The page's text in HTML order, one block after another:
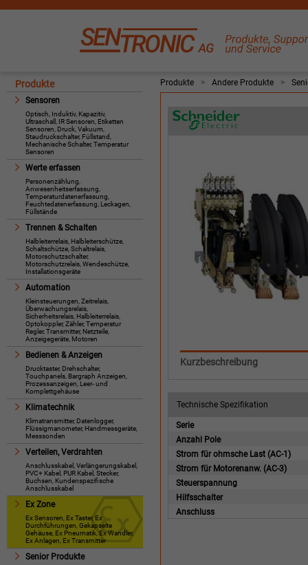
Produkte
Sensoren
Optisch, Induktiv, Kapazitiv,
Ultraschall, IR Sensoren, Etiketten
Sensoren, Druck, Vakuum,
Staudruckschalter, Füllstand,
Mechanische Schalter, Temperatur
Sensoren
Werte erfassen
Personenzählung,
Anwesenheitserfassung,
Temperaturdatenerfassung,
Feuchtedatenerfassung, Leckagen,
Füllstände
Trennen & Schalten
Halbleiterrelais, Halbleiterschütze,
Schaltschütze, Schaltrelais,
Motorschutzschalter,
Motorschutzrelais, Wendeschütze,
Installationsgeräte
Automation
Kleinsteuerungen, Zeitrelais,
Überwachungsrelais,
Sicherheitsrelais, Halbleiterrelais,
Optokoppler, Zähler, Temperatur
Regler, Transmitter, Netzteile,
Anzeigegeräte, Motoren
Bedienen & Anzeigen
Drucktaster, Drehschalter,
Touchpanels, Bargraph Anzeigen,
Prozessanzeigen, Leer- und
Komplettgehäuse
Klimatechnik
Klimatransmitter, Datenlogger,
Flüssigmanometer, Handmessgeräte,
Messsonden
Verteilen, Verdrahten
Anschlusskabel, Verlängerungskabel,
PVC+ Kabel, PUR Kabel, Stecker,
Buchsen, Kundenspezifische
Anschlusskabel
Ex Zone
Ex Sensoren, Ex Taster, Ex
Durchführungen, Gekapselte
Gehäuse, Ex Pneumatik, Ex Wandler,
Ex Anlagen, Ex Transmitter
Senior Produkte
Produkte > Andere Produkte >
Kurzbeschreibung
Technische Spezifikation
Serie
Anzahl Pole
Strom für ohmsche Last (AC-1)
Strom für Motorenanw. (AC-3)
Steuerspannung
Hilfsschalter
Anschluss